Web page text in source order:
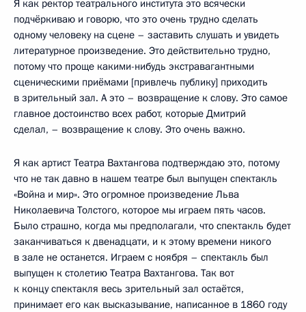
Я как ректор театрального института это всячески
подчёркиваю и говорю, что это очень трудно сделать
одному человеку на сцене – заставить слушать и увидеть
литературное произведение. Это действительно трудно,
потому что проще какими-нибудь экстравагантными
сценическими приёмами [привлечь публику] приходить
в зрительный зал. А это – возвращение к слову. Это самое
главное достоинство всех работ, которые Дмитрий
сделал, – возвращение к слову. Это очень важно.
Я как артист Театра Вахтангова подтверждаю это, потому
что не так давно в нашем театре был выпущен спектакль
«Война и мир». Это огромное произведение Льва
Николаевича Толстого, которое мы играем пять часов.
Было страшно, когда мы предполагали, что спектакль будет
заканчиваться к двенадцати, и к этому времени никого
в зале не останется. Играем с ноября – спектакль был
выпущен к столетию Театра Вахтангова. Так вот
к концу спектакля весь зрительный зал остаётся,
принимает его как высказывание, написанное в 1860 году